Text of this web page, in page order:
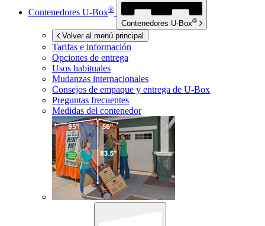
Contenedores U-Box®
Contenedores U-Box®
Volver al menú principal
Tarifas e información
Opciones de entrega
Usos habituales
Mudanzas internacionales
Consejos de empaque y entrega de U-Box
Preguntas frecuentes
Medidas del contenedor